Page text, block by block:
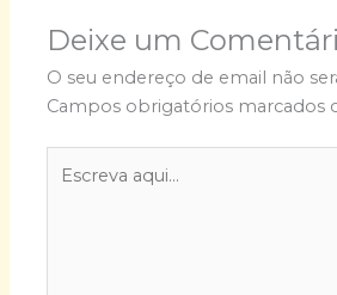
Deixe um
O seu endereço de email não
Campos obrigatórios marcados